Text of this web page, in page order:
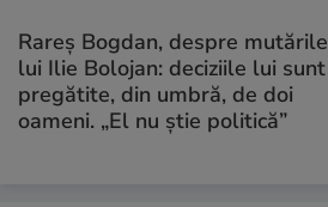
Rareș Bogdan, despre mutările
lui Ilie Bolojan: deciziile lui sunt
pregătite, din umbră, de doi
oameni. „El nu știe politică”